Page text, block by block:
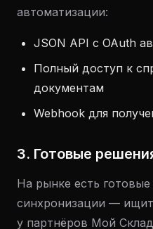
автоматизации:
JSON API с OAuth
Полный доступ к
документам
Webhook для
3. Готовые
На рынке есть
синхронизации —
у партнёров Мой